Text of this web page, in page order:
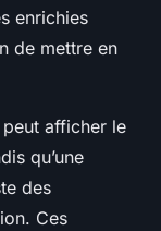
enrichies
de mettre en
afficher le
qu’une
des
Ces